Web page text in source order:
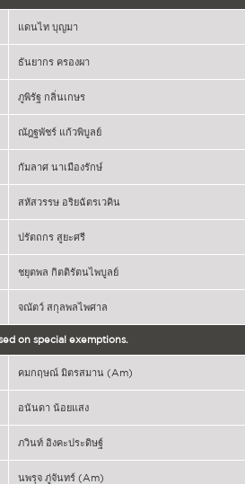
แดนไท บุญมา
ธันยากร ครองผา
ภูพิรัฐ กลิ่นเกษร
ณัฎฐพัชร์ แก้วพิบูลย์
กัมลาศ นาเมืองรักษ์
สหัสวรรษ อริยฉัตรเวคิน
ปรัตถกร สูยะศรี
ชยุตพล กิตติรัตนไพบูลย์
จณัตว์ สกุลพลไพศาล
on special exemptions.
คมกฤษณ์ มิตรสมาน (Am)
อนันดา น้อยแสง
ภวินท์ อิงคะประดิษฐ์
นพรุจ ภู่จันทร์ (Am)